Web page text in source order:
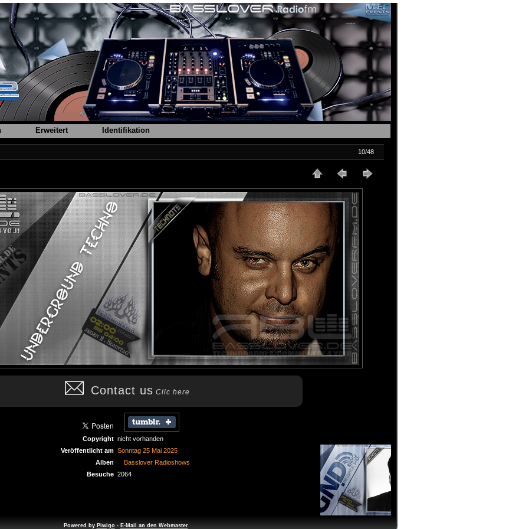
Erweitert Identifikation
10/48
Contact us Clic here
Copyright nicht vorhanden
Veröffentlicht am Sonntag 25 Mai 2025
Alben
Basslover Radioshows
Besuche 2064
Powered by Piwigo- E-Mail an den Webmaster